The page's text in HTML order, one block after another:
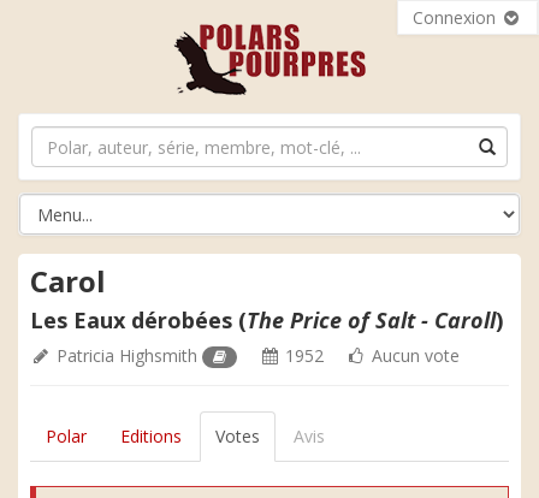
Connexion
Carol
Les Eaux dérobées (The Price of Salt - Caroll)
Patricia Highsmith 1952 Aucun vote
Polar Editions Votes Avis